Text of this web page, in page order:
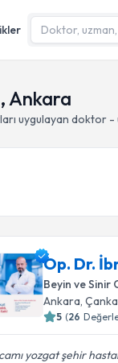
Ankara
uygulayan doktor -
Op. Dr.
Beyin ve Sinir
Ankara,
5 (26
yozgat şehir